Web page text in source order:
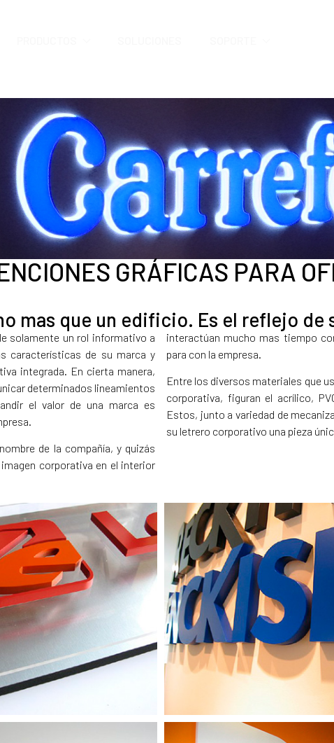
GRÁFICAS PARA
mas que un edificio. Es el reflejo
solamente un rol informativo a
características de su marca y
integrada. En cierta manera,
determinados lineamientos
el valor de una marca es
de la compañía, y quizás
corporativa en el interior
interactúan mucho mas tiempo
para con la empresa.
Entre los diversos materiales que
corporativa, figuran el acrílico,
Estos, junto a variedad de
su letrero corporativo una pieza